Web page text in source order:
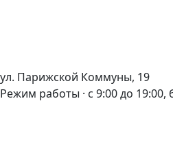
ул. Парижской Коммуны, 19
Режим работы · с 9:00 до 19:00,